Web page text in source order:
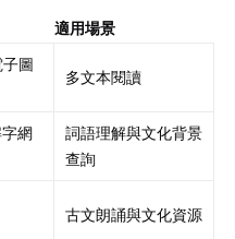
適用場景
圖
多文本閱讀
網
詞語理解與文化背景
查詢
古文朗誦與文化資源